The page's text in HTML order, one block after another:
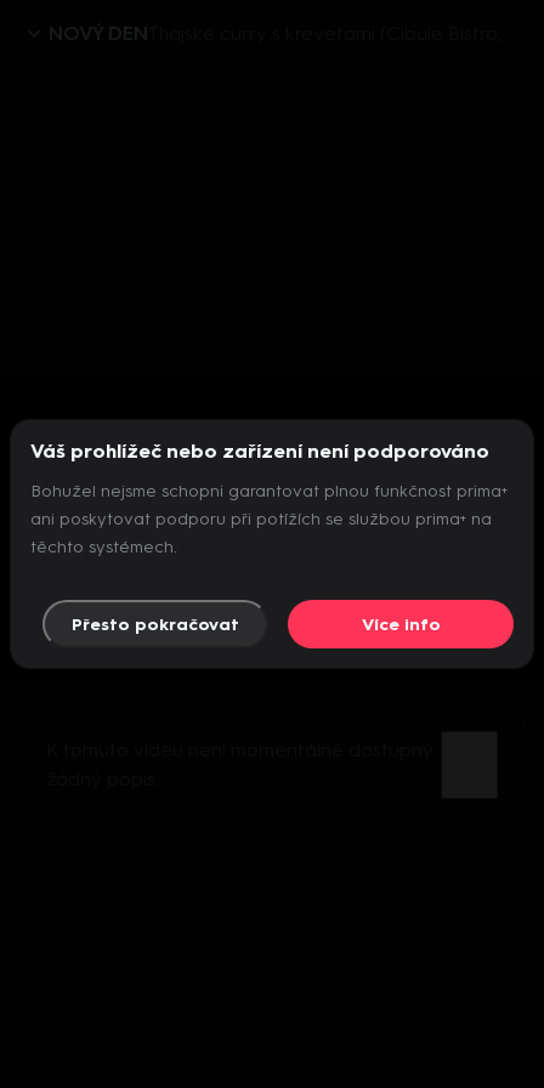
NOVÝ DEN
Nepodařilo se inicializovat přehrávač
Váš prohlížeč nebo zařízení není podporováno
Bohužel nejsme schopni garantovat plnou funkčnost prima+
ani poskytovat podporu při potížích se službou prima+ na
těchto systémech.
Přesto pokračovat Více info